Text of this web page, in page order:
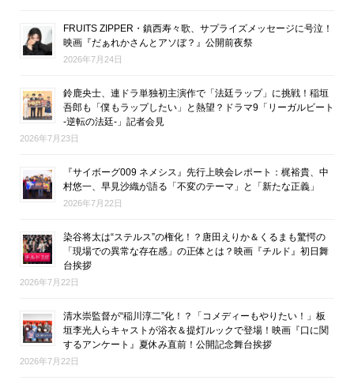
FRUITS ZIPPER・鎮西寿々歌、サプライズメッセージに号泣！
映画『だぁれかさんとアソぼ？』公開前夜祭
2026年7月24日
鈴鹿央士、連ドラ単独初主演作で「法廷ラップ」に挑戦！稲垣
吾郎も「僕もラップしたい」と熱望？ドラマ9「リーガルビート
-逆転の法廷-」記者会見
2026年7月23日
『サイボーグ009 ネメシス』先行上映会レポート：梶裕貴、中
村悠一、早見沙織が語る「不変のテーマ」と「新たな正義」
2026年7月22日
染谷将太は“ステルス”の権化！？唐田えりか＆くるまも驚愕の
「現場での異常な存在感」の正体とは？映画『チルド』初日舞
台挨拶
2026年7月22日
清水崇監督が“稲川淳二”化！？「コメディーもやりたい！」板
垣李光人らキャストが浴衣＆提灯ルックで登場！映画『口に関
するアンケート』夏休み直前！公開記念舞台挨拶
2026年7月22日